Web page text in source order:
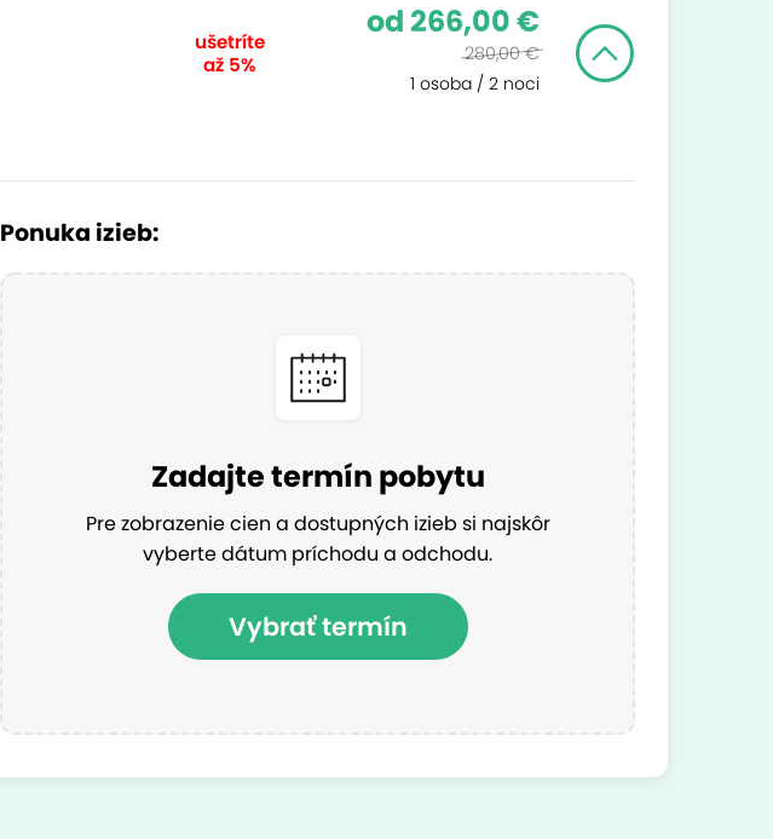
ušetríte
až 5%
od 266,00 €
280,00 €
1 osoba / 2 noci
Ponuka izieb:
Zadajte termín pobytu
Pre zobrazenie cien a dostupných izieb si najskôr
vyberte dátum príchodu a odchodu.
Vybrať termín